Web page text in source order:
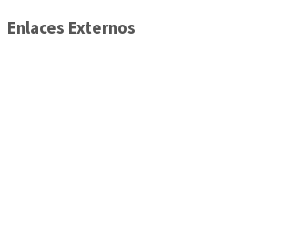
Enlaces Externos